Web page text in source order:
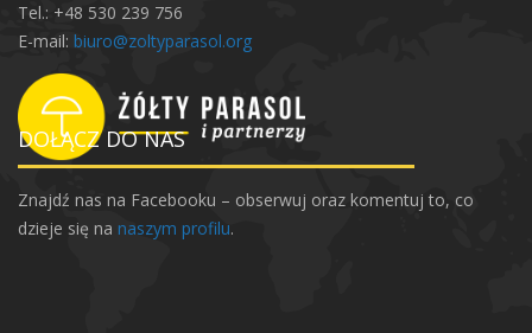
k
s
ń
j
a
p
o
w
Tel.: +48 530 239 756
E-mail: biuro@zoltyparasol.org
DOŁĄCZ DO NAS
Znajdź nas na Facebooku – obserwuj oraz komentuj to, co
dzieje się na naszym profilu.